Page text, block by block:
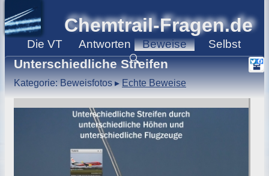
Chemtrail-Fragen.de
Die VT Antworten Beweise
Selbst
🔍
Unterschiedliche Streifen
Kategorie: Beweisfotos▸Echte Beweise